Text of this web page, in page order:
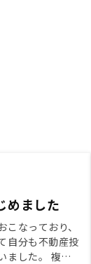
めました
なっており、
自分も不動産投
ました。 複数